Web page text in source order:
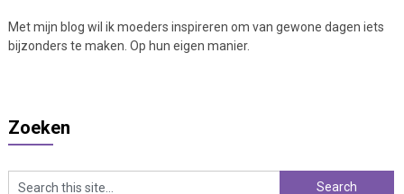
Met mijn blog wil ik moeders inspireren om van gewone dagen iets
bijzonders te maken. Op hun eigen manier.
Zoeken